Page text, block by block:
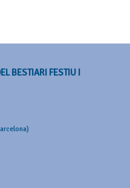
BESTIARI FESTIU I